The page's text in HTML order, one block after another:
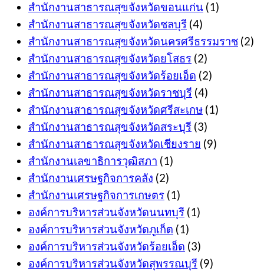
สำนักงานสาธารณสุขจังหวัดขอนแก่น (1)
สำนักงานสาธารณสุขจังหวัดชลบุรี (4)
สำนักงานสาธารณสุขจังหวัดนครศรีธรรมราช (2)
สำนักงานสาธารณสุขจังหวัดยโสธร (2)
สำนักงานสาธารณสุขจังหวัดร้อยเอ็ด (2)
สำนักงานสาธารณสุขจังหวัดราชบุรี (4)
สำนักงานสาธารณสุขจังหวัดศรีสะเกษ (1)
สำนักงานสาธารณสุขจังหวัดสระบุรี (3)
สำนักงานสาธารณสุขจังหวัดเชียงราย (9)
สำนักงานเลขาธิการวุฒิสภา (1)
สำนักงานเศรษฐกิจการคลัง (2)
สำนักงานเศรษฐกิจการเกษตร (1)
องค์การบริหารส่วนจังหวัดนนทบุรี (1)
องค์การบริหารส่วนจังหวัดภูเก็ต (1)
องค์การบริหารส่วนจังหวัดร้อยเอ็ด (3)
องค์การบริหารส่วนจังหวัดสุพรรณบุรี (9)